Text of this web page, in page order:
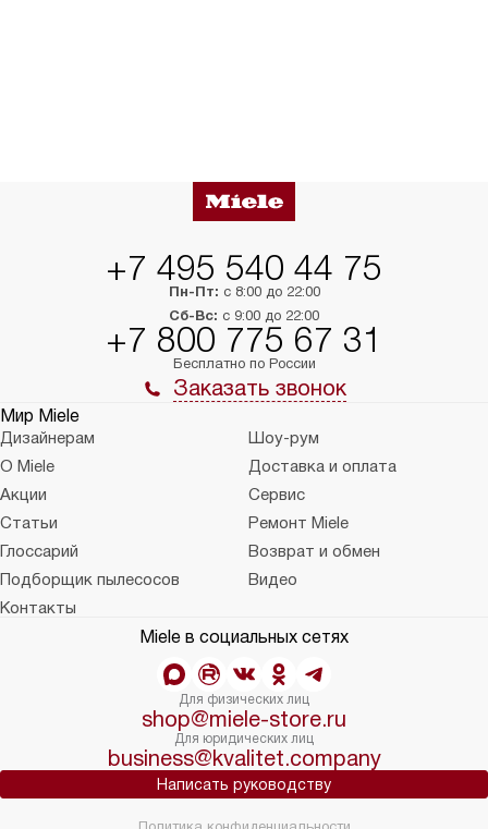
+7 495 540 44 75
Пн-Пт: с 8:00 до 22:00
Сб-Вс: с 9:00 до 22:00
+7 800 775 67 31
Бесплатно по России
Заказать звонок
Мир Miele
Дизайнерам
Шоу-рум
О Miele
Доставка и оплата
Акции
Сервис
Статьи
Ремонт Miele
Глоссарий
Возврат и обмен
Подборщик пылесосов
Видео
Контакты
Miele в социальных сетях
Для физических лиц
shop@miele-store.ru
Для юридических лиц
business@kvalitet.company
Написать руководству